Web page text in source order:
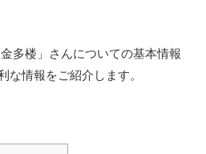
多楼」さんについての基本情報
な情報をご紹介します。